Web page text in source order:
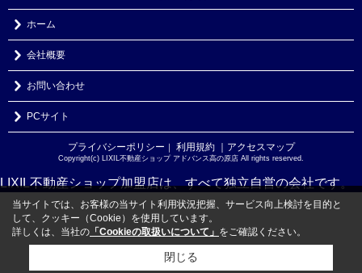
ホーム
会社概要
お問い合わせ
PCサイト
プライバシーポリシー ｜ 利用規約 ｜アクセスマップ
Copyright(c) LIXIL不動産ショップ アドバンス高の原店 All rights reserved.
LIXIL不動産ショップ加盟店は、すべて独立自営の会社です。
当サイトでは、お客様の当サイト利用状況把握、サービス向上検討を目的と
して、クッキー（Cookie）を使用しています。
詳しくは、当社の 「Cookieの取扱いについて」 をご確認ください。
閉じる